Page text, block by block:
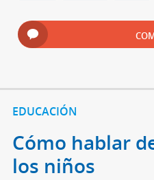
EDUCACIÓN
Cómo hablar
los niños